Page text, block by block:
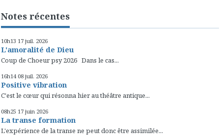
Notes récentes
10h13 17 juil. 2026
L'amoralité de Dieu
Coup de Choeur psy 2026 Dans le cas...
16h14 08 juil. 2026
Positive vibration
C'est le cœur qui résonna hier au théâtre antique...
08h25 17 juin 2026
La transe formation
L'expérience de la transe ne peut donc être assimilée...